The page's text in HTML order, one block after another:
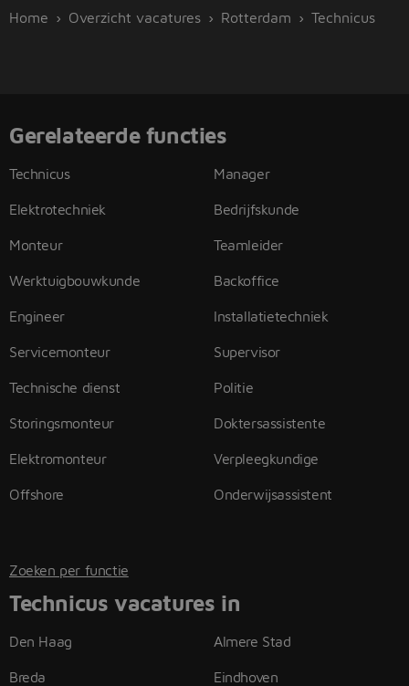
Home Overzicht vacatures Rotterdam Technicus
Gerelateerde functies
Technicus
Elektrotechniek
Monteur
Werktuigbouwkunde
Engineer
Servicemonteur
Technische dienst
Storingsmonteur
Elektromonteur
Offshore
Manager
Bedrijfskunde
Teamleider
Backoffice
Installatietechniek
Supervisor
Politie
Doktersassistente
Verpleegkundige
Onderwijsassistent
Zoeken per functie
Technicus vacatures in
Den Haag
Breda
Almere Stad
Eindhoven